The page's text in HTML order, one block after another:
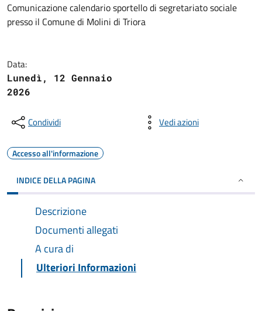
Comunicazione calendario sportello di segretariato sociale
presso il Comune di Molini di Triora
Data:
Lunedì, 12 Gennaio
2026
Condividi Vedi azioni
Accesso all'informazione
INDICE DELLA PAGINA
Descrizione
Documenti allegati
A cura di
Ulteriori Informazioni